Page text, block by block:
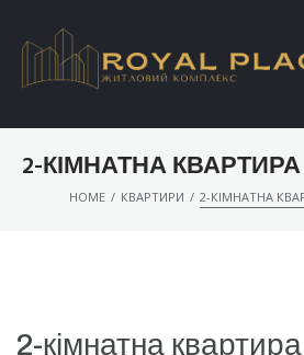
2-КІМНАТНА
HOME / КВАРТИРИ / 2-КІМНАТНА
2-кімнатна